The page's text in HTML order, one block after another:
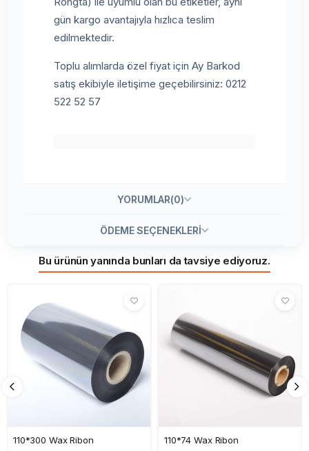
gün kargo avantajıyla hızlıca teslim
edilmektedir.
Toplu alımlarda özel fiyat için Ay Barkod
satış ekibiyle iletişime geçebilirsiniz: 0212
522 52 57
YORUMLAR(0)
ÖDEME SEÇENEKLERI
Bu ürünün yanında bunları da tavsiye ediyoruz.
110*300 Wax Ribon 110*74 Wax Ribon